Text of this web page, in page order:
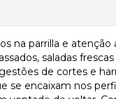
na parrilla e
saladas
de cortes e
se encaixam nos